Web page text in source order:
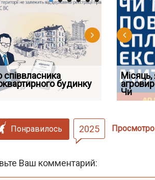
співвласника
будинку
Якщо суд
наявніс
«СУДОВОЇ
АБО ПР Чи
Чи
Понравилось 2025
Ваш комментарий: